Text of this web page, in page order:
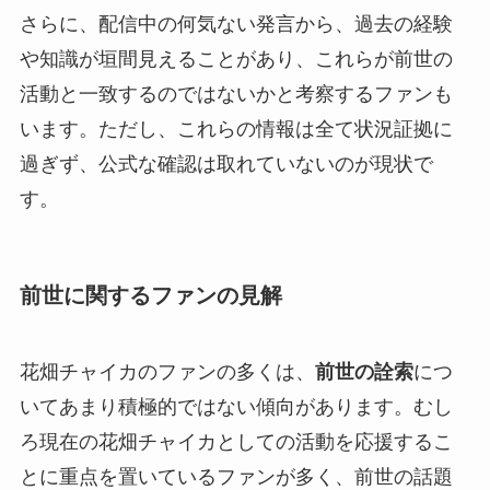
さらに、配信中の何気ない発言から、過去の経験
や知識が垣間見えることがあり、これらが前世の
活動と一致するのではないかと考察するファンも
います。ただし、これらの情報は全て状況証拠に
過ぎず、公式な確認は取れていないのが現状で
す。
前世に関するファンの見解
花畑チャイカのファンの多くは、 前世の詮索につ
いてあまり積極的ではない傾向があります。むし
ろ現在の花畑チャイカとしての活動を応援するこ
とに重点を置いているファンが多く、前世の話題